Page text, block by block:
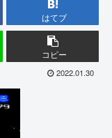
はてブ
コピー
2022.01.30